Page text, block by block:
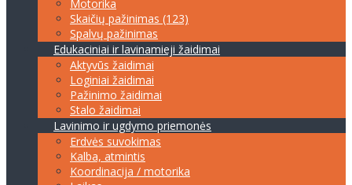
Motorika
Skaičių pažinimas (123)
Spalvų pažinimas
Edukaciniai ir lavinamieji žaidimai
Aktyvūs žaidimai
Loginiai žaidimai
Pažinimo žaidimai
Stalo žaidimai
Lavinimo ir ugdymo priemonės
Erdvės suvokimas
Kalba, atmintis
Koordinacija / motorika